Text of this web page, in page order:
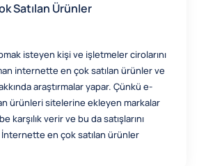
Satılan Ürünler
isteyen kişi ve işletmeler cirolarını
internette en çok satılan ürünler ve
araştırmalar yapar. Çünkü e-
ürünleri sitelerine ekleyen markalar
karşılık verir ve bu da satışlarını
İnternette en çok satılan ürünler